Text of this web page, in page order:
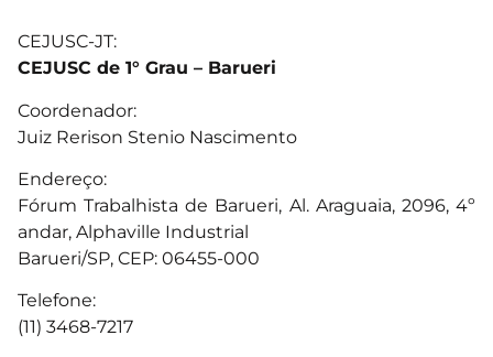
CEJUSC-JT:
CEJUSC de 1° Grau – Barueri
Coordenador:
Juiz Rerison Stenio Nascimento
Endereço:
Fórum Trabalhista de Barueri, Al. Araguaia, 2096, 4º
andar, Alphaville Industrial
Barueri/SP, CEP: 06455-000
Telefone:
(11) 3468-7217